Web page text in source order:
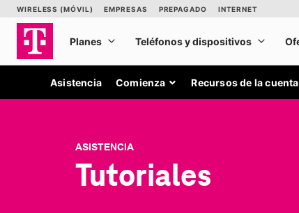
Asistencia Comienza Recursos de la cuenta
ASISTENCIA
Tutoriales